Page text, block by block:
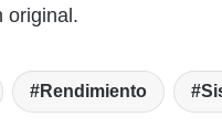
original.
Rendimiento